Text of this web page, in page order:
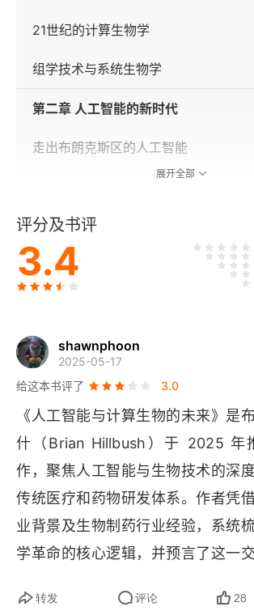
21世纪的计算生物学
组学技术与系统生物学
第二章 人工智能的新时代
走出布朗克斯区的人工智能
人工智能与深度学习领域的突破
人工智能的局限性
医学的起源：自石器时代以来鸦片的作
工业制药
保罗·埃尔利希与化学药物的诞生
制药业：药品与战争
21世纪的医药商业模式
第四章 基因编辑与生物技术的新工具
展开全部
评分及书评
3.4
shawnphoon
2025-05-17
给这本书评了
3.0
《人工智能与计算生物的未来》是
什（Brian Hillbush ）于 2025 年
作，聚焦人工智能与生物技术的深
传统医疗和药物研发体系。作者凭
业背景及生物制药行业经验，系统
学革命的核心逻辑，并预言了这一
转发 评论 28